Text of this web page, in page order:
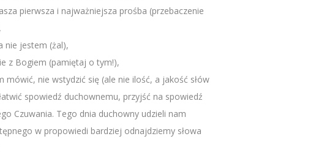
pierwsza i najważniejsza prośba (przebaczenie
nie jestem (żal),
z Bogiem (pamiętaj o tym!),
mówić, nie wstydzić się (ale nie ilość, a jakość słów
spowiedź duchownemu, przyjść na spowiedź
Czuwania. Tego dnia duchowny udzieli nam
w propowiedi bardziej odnajdziemy słowa